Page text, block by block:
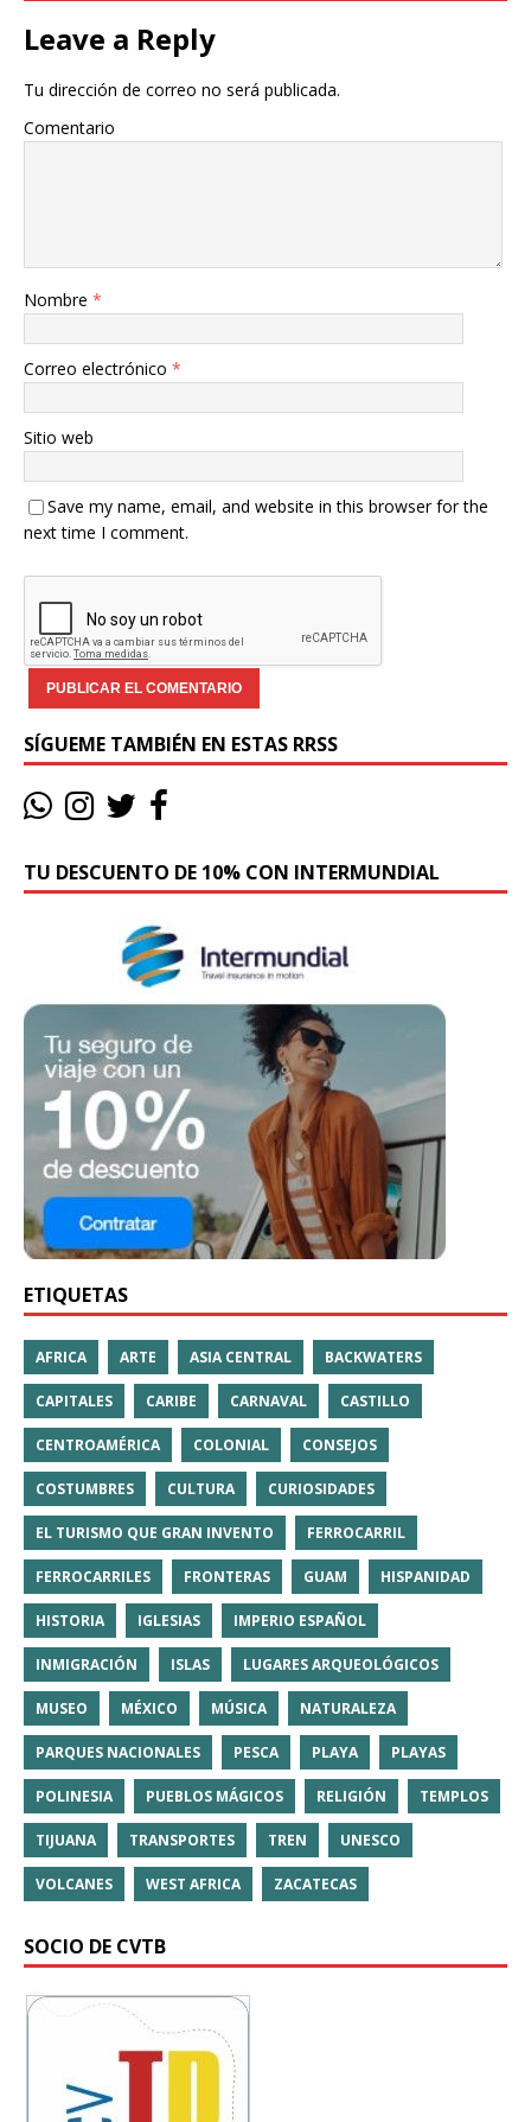
Leave a Reply
Tu dirección de correo no será publicada.
Comentario
Nombre *
Correo electrónico *
Sitio web
Save my name, email, and website in this browser for the
next time I comment.
SÍGUEME TAMBIÉN EN ESTAS RRSS
TU DESCUENTO DE 10% CON INTERMUNDIAL
ETIQUETAS
AFRICA ARTE ASIA CENTRAL BACKWATERS
CAPITALES CARIBE CARNAVAL CASTILLO
CENTROAMÉRICA COLONIAL CONSEJOS
COSTUMBRES CULTURA CURIOSIDADES
EL TURISMO QUE GRAN INVENTO FERROCARRIL
FERROCARRILES FRONTERAS GUAM HISPANIDAD
HISTORIA IGLESIAS IMPERIO ESPAÑOL
INMIGRACIÓN ISLAS LUGARES ARQUEOLÓGICOS
MUSEO MÉXICO MÚSICA NATURALEZA
PARQUES NACIONALES PESCA PLAYA PLAYAS
POLINESIA PUEBLOS MÁGICOS RELIGIÓN TEMPLOS
TIJUANA TRANSPORTES TREN UNESCO
VOLCANES WEST AFRICA ZACATECAS
SOCIO DE CVTB